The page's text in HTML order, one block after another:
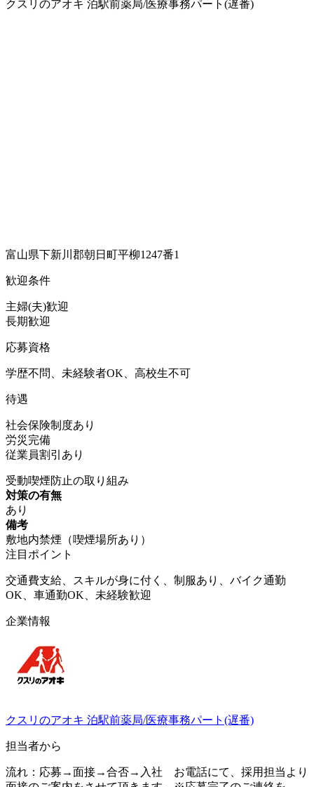
クスリのアオキ 泊駅前薬局/医療事務パート(遅番)
富山県下新川郡朝日町平柳1247番1
歓迎条件
主婦(夫)歓迎
長期歓迎
応募資格
学歴不問、未経験者OK、高校生不可
待遇
社会保険制度あり
労災完備
従業員割引あり
受動喫煙防止の取り組み
対策の有無
あり
備考
敷地内禁煙（喫煙場所あり）
注目ポイント
交通費支給、スキルが身に付く、制服あり、バイク通勤
OK、車通勤OK、未経験歓迎
企業情報
クスリのアオキ 泊駅前薬局/医療事務パート(遅番)
担当者から
流れ：応募→面接→合否→入社 お電話にて、採用担当より